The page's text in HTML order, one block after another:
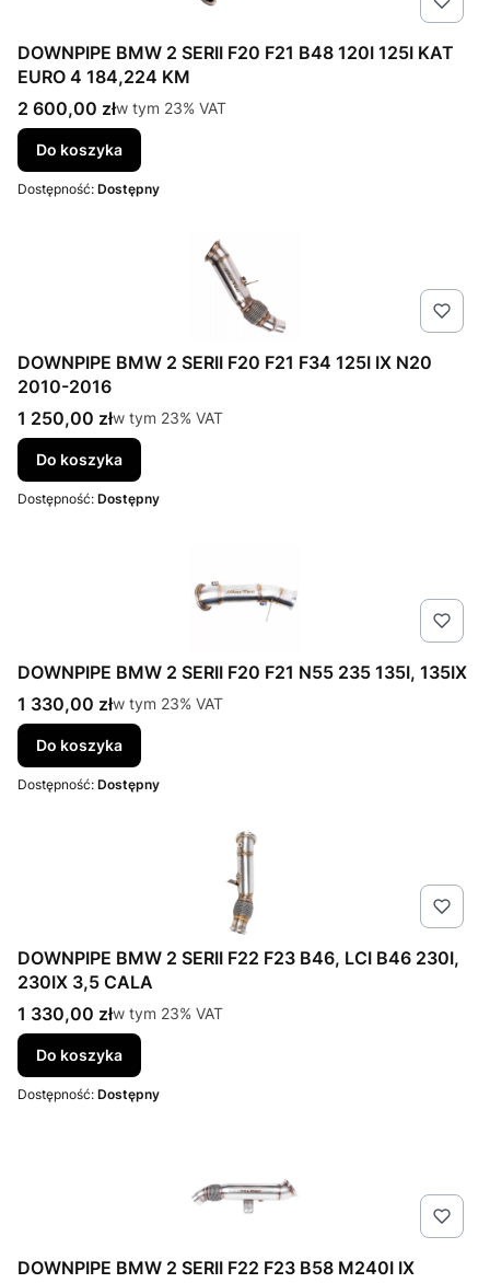
DOWNPIPE BMW 2 SERII F20 F21 B48 120I 125I KAT
EURO 4 184,224 KM
Cena brutto
2 600,00 złw tym %s VAT
w tym 23% VAT
Do koszyka
Dostępność: Dostępny
DOWNPIPE BMW 2 SERII F20 F21 F34 125I IX N20
2010-2016
Cena brutto
1 250,00 złw tym %s VAT
w tym 23% VAT
Do koszyka
Dostępność: Dostępny
DOWNPIPE BMW 2 SERII F20 F21 N55 235 135I, 135IX
Cena brutto
1 330,00 złw tym %s VAT
w tym 23% VAT
Do koszyka
Dostępność: Dostępny
DOWNPIPE BMW 2 SERII F22 F23 B46, LCI B46 230I,
230IX 3,5 CALA
Cena brutto
1 330,00 złw tym %s VAT
w tym 23% VAT
Do koszyka
Dostępność: Dostępny
DOWNPIPE BMW 2 SERII F22 F23 B58 M240I IX